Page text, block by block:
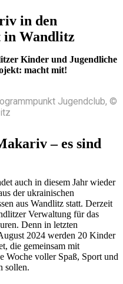
in den
in Wandlitz
Kinder und Jugendliche
macht mit!
Jugendclub, ©
– es sind
auch in diesem Jahr wieder
der ukrainischen
aus Wandlitz statt. Derzeit
Verwaltung für das
Denn in letzten
2024 werden 20 Kinder
die gemeinsam mit
Woche voller Spaß, Sport und
sollen.